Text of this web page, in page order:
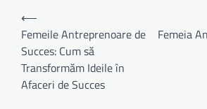
Navigare
în
articole
⟵
Femeile Antreprenoare de
Succes: Cum să
Transformăm Ideile în
Afaceri de Succes
Femeia